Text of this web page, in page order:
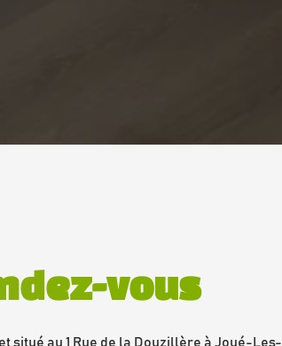
vous
situé au 1 Rue de la Douzillère à Joué-Les-